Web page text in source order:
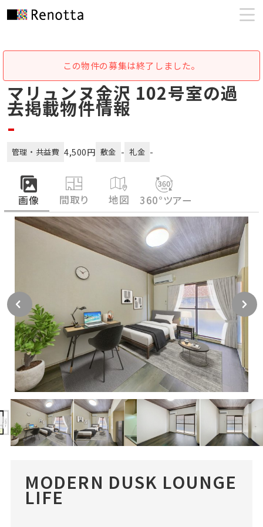
この物件の募集は終了しました。
マリュンヌ金沢 102号室の過
去掲載物件情報
-
管理・共益費 4,500円 敷金 - 礼金 -
画像 間取り 地図 360°ツアー
MODERN DUSK LOUNGE
LIFE